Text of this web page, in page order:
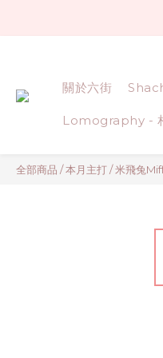
關於六街
Lomography -
全部商品 /本月主打/米飛兔